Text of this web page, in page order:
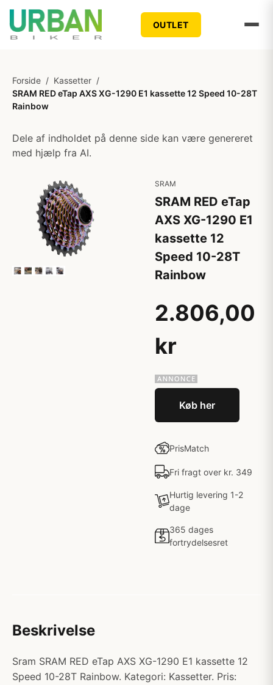
OUTLET
Forside / Kassetter /
SRAM RED eTap AXS XG-1290 E1 kassette 12 Speed 10-28T
Rainbow
Dele af indholdet på denne side kan være genereret
med hjælp fra AI.
SRAM
SRAM RED eTap
AXS XG-1290 E1
kassette 12
Speed 10-28T
Rainbow
2.806,00
kr
Køb her
PrisMatch
Fri fragt over kr. 349
Hurtig levering 1-2
dage
365 dages
fortrydelsesret
Beskrivelse
Sram SRAM RED eTap AXS XG-1290 E1 kassette 12
Speed 10-28T Rainbow. Kategori: Kassetter. Pris: